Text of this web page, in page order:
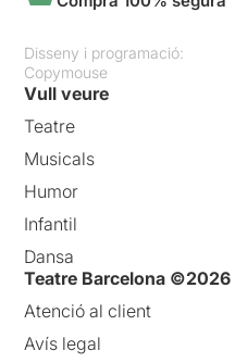
Disseny i programació:
Copymouse
Vull veure
Teatre
Musicals
Humor
Infantil
Dansa
Teatre Barcelona ©2026
Atenció al client
Avís legal